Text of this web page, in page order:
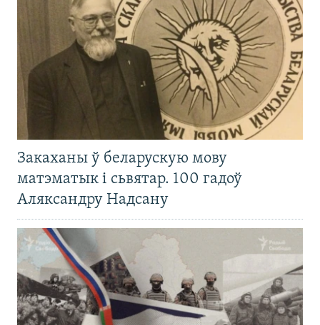
Закаханы ў беларускую мову
матэматык і сьвятар. 100 гадоў
Аляксандру Надсану